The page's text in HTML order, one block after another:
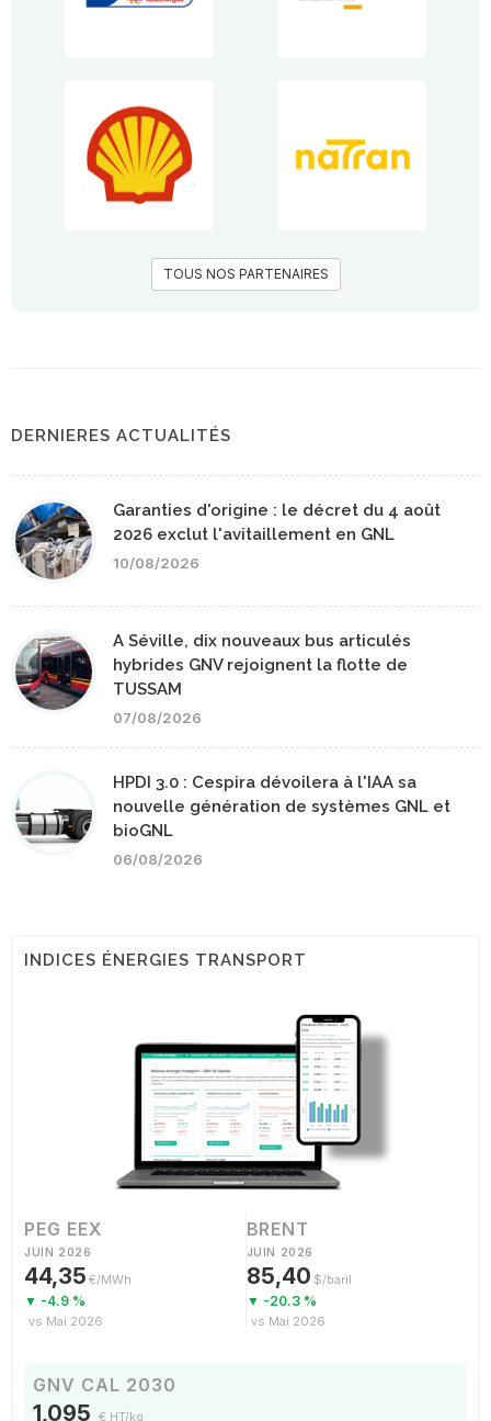
TOUS NOS PARTENAIRES
DERNIERES ACTUALITÉS
Garanties d'origine : le décret du 4 août
2026 exclut l'avitaillement en GNL
10/08/2026
A Séville, dix nouveaux bus articulés
hybrides GNV rejoignent la flotte de
TUSSAM
07/08/2026
HPDI 3.0 : Cespira dévoilera à l'IAA sa
nouvelle génération de systèmes GNL et
bioGNL
06/08/2026
INDICES ÉNERGIES TRANSPORT
PEG EEX
JUIN 2026
44,35 €/MWh
▼ -4.9 %
vs Mai 2026
BRENT
JUIN 2026
85,40 $/baril
▼ -20.3 %
vs Mai 2026
GNV CAL 2030
1,095 € HT/kg